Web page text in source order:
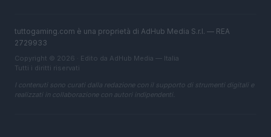
tuttogaming.com è una proprietà di AdHub Media S.r.l. — REA
2729933
Copyright © 2026 · Edito da AdHub Media — Italia
Tutti i diritti riservati
I contenuti sono curati dalla redazione con il supporto di strumenti digitali e
realizzati in collaborazione con autori indipendenti.